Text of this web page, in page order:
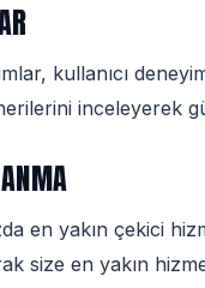
kullanıcı
inceleyerek
en yakın çekici
size en yakın